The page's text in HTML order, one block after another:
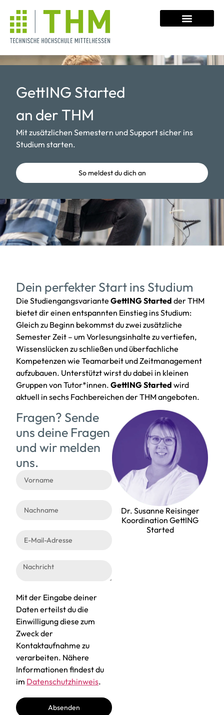
GettING Started
an der THM
Mit zusätzlichen Semestern und Support sicher ins
Studium starten.
So meldest du dich an
Dein perfekter Start ins Studium
Die Studiengangsvariante GettING Started der THM
bietet dir einen entspannten Einstieg ins Studium:
Gleich zu Beginn bekommst du zwei zusätzliche
Semester Zeit – um Vorlesungsinhalte zu vertiefen,
Wissenslücken zu schließen und überfachliche
Kompetenzen wie Teamarbeit und Zeitmanagement
aufzubauen. Unterstützt wirst du dabei in kleinen
Gruppen von Tutor*innen. GettING Started wird
aktuell in sechs Fachbereichen der THM angeboten.
Fragen? Sende
uns deine Fragen
und wir melden
uns.
Mit der Eingabe deiner
Daten erteilst du die
Einwilligung diese zum
Zweck der
Kontaktaufnahme zu
verarbeiten. Nähere
Informationen findest du
im Datenschutzhinweis.
Absenden
Dr. Susanne Reisinger
Koordination GettING
Started